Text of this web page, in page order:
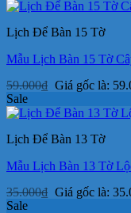
Lịch Để Bàn 15 Tờ
Mẫu Lịch Bàn 15 Tờ
59.000₫ Giá gốc là:
Sale
Lịch Để Bàn 13 Tờ
Mẫu Lịch Bàn 13 Tờ
35.000₫ Giá gốc là:
Sale